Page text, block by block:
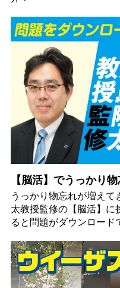
【脳活】でうっかり
うっかり物忘れが増え
太教授監修の【脳活】
ると問題がダウンロード